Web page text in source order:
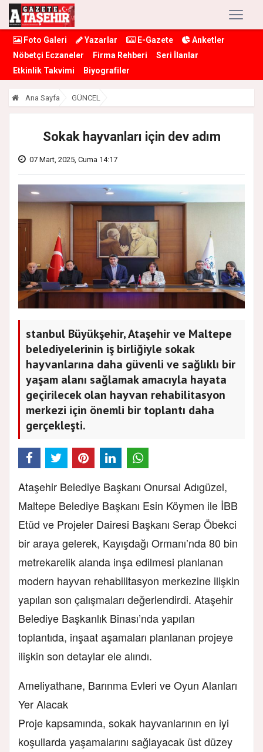
Foto Galeri Yazarlar E-Gazete
Anketler
Nöbetçi Eczaneler
Firma Rehberi
Seri İlanlar
Etkinlik Takvimi
Biyografiler
Ana Sayfa GÜNCEL
Sokak hayvanları için dev adım
07 Mart, 2025, Cuma 14:17
stanbul Büyükşehir, Ataşehir ve Maltepe
belediyelerinin iş birliğiyle sokak
hayvanlarına daha güvenli ve sağlıklı bir
yaşam alanı sağlamak amacıyla hayata
geçirilecek olan hayvan rehabilitasyon
merkezi için önemli bir toplantı daha
gerçekleşti.
Ataşehir Belediye Başkanı Onursal Adıgüzel,
Maltepe Belediye Başkanı Esin Köymen ile İBB
Etüd ve Projeler Dairesi Başkanı Serap Öbekci
bir araya gelerek, Kayışdağı Ormanı’nda 80 bin
metrekarelik alanda inşa edilmesi planlanan
modern hayvan rehabilitasyon merkezine ilişkin
yapılan son çalışmaları değerlendirdi. Ataşehir
Belediye Başkanlık Binası’nda yapılan
toplantıda, inşaat aşamaları planlanan projeye
ilişkin son detaylar ele alındı.
Ameliyathane, Barınma Evleri ve Oyun Alanları
Yer Alacak
Proje kapsamında, sokak hayvanlarının en iyi
koşullarda yaşamalarını sağlayacak üst düzey